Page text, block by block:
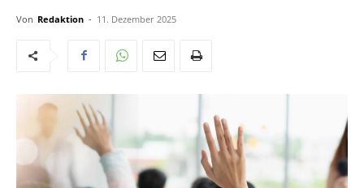
Von Redaktion - 11. Dezember 2025